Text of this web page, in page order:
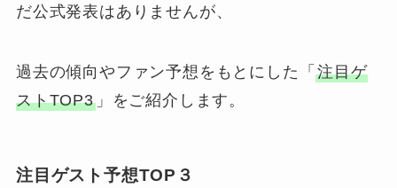
だ公式発表はありませんが、
過去の傾向やファン予想をもとにした「注目ゲ
ストTOP3」をご紹介します。
注目ゲスト予想TOP３